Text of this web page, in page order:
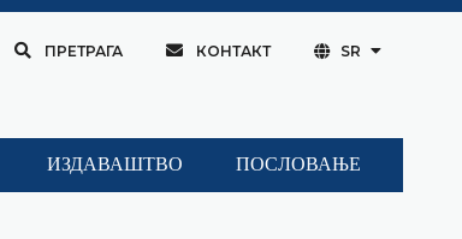
ПРЕТРАГА КОНТАКТ SR
ИЗДАВАШТВО ПОСЛОВАЊЕ